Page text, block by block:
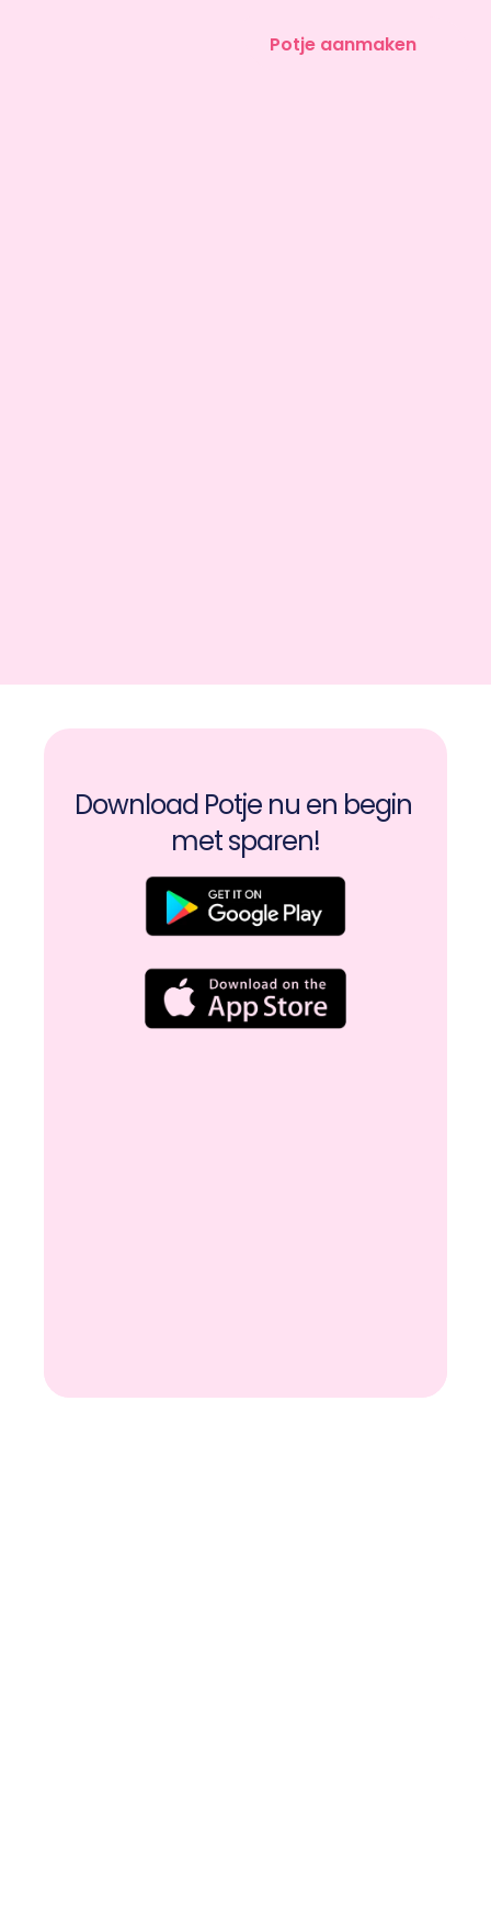
Potje aanmaken
Download Potje nu en begin
met sparen!